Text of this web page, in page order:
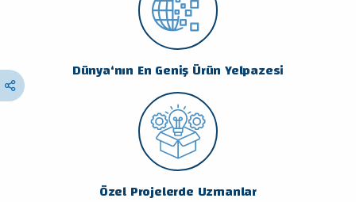
Dünya‘nın En Geniş Ürün Yelpazesi
Özel Projelerde Uzmanlar